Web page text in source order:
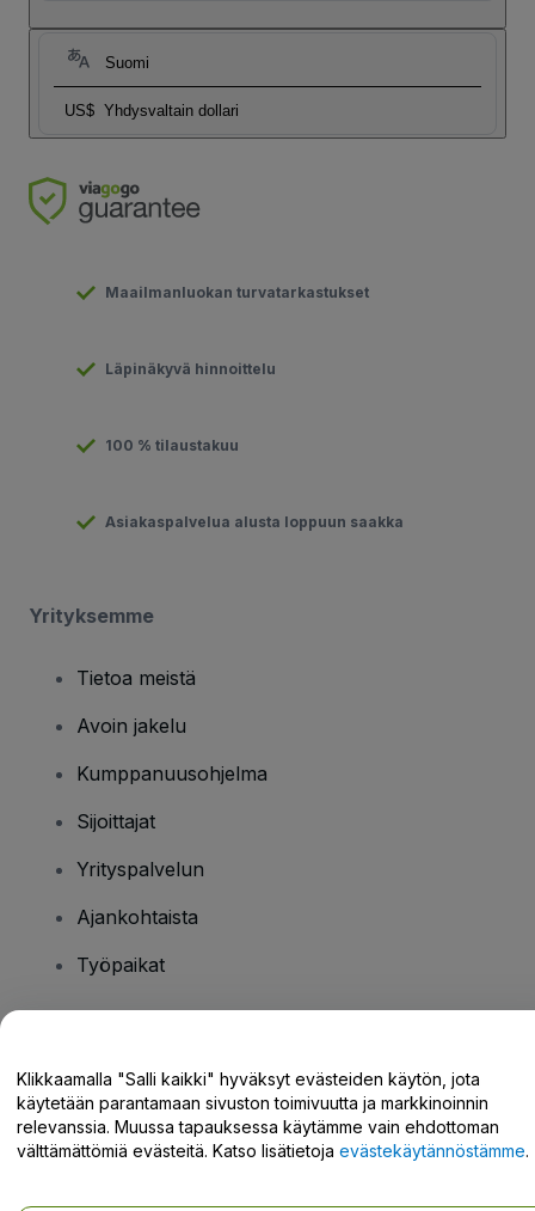
Suomi
US$ Yhdysvaltain dollari
Maailmanluokan turvatarkastukset
Läpinäkyvä hinnoittelu
100 % tilaustakuu
Asiakaspalvelua alusta loppuun saakka
Yrityksemme
Tietoa meistä
Avoin jakelu
Kumppanuusohjelma
Sijoittajat
Yrityspalvelun
Ajankohtaista
Työpaikat
Tukikeskus / Ota meihin yhteyttä
Klikkaamalla "Salli kaikki" hyväksyt evästeiden käytön, jota
käytetään parantamaan sivuston toimivuutta ja markkinoinnin
relevanssia. Muussa tapauksessa käytämme vain ehdottoman
välttämättömiä evästeitä. Katso lisätietoja evästekäytännöstämme.